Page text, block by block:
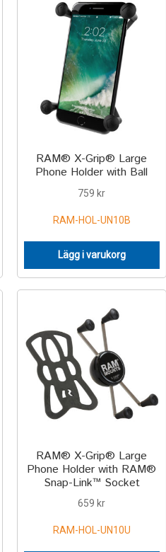
RAM® X-Grip® Large
Phone Holder with Ball
759kr
RAM-HOL-UN10B
Lägg i varukorg
RAM® X-Grip® Large
Phone Holder with RAM®
Snap-Link™ Socket
659 kr
RAM-HOL-UN10U